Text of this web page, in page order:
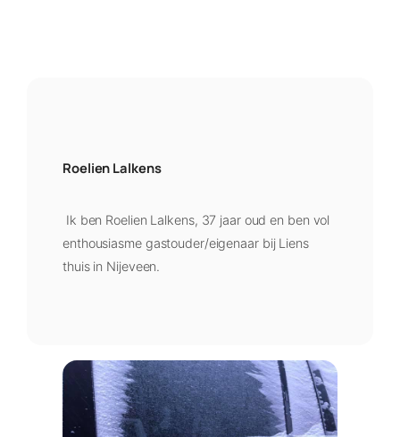
Roelien Lalkens
Ik ben Roelien Lalkens, 37 jaar oud en ben vol
enthousiasme gastouder/eigenaar bij Liens
thuis in Nijeveen.